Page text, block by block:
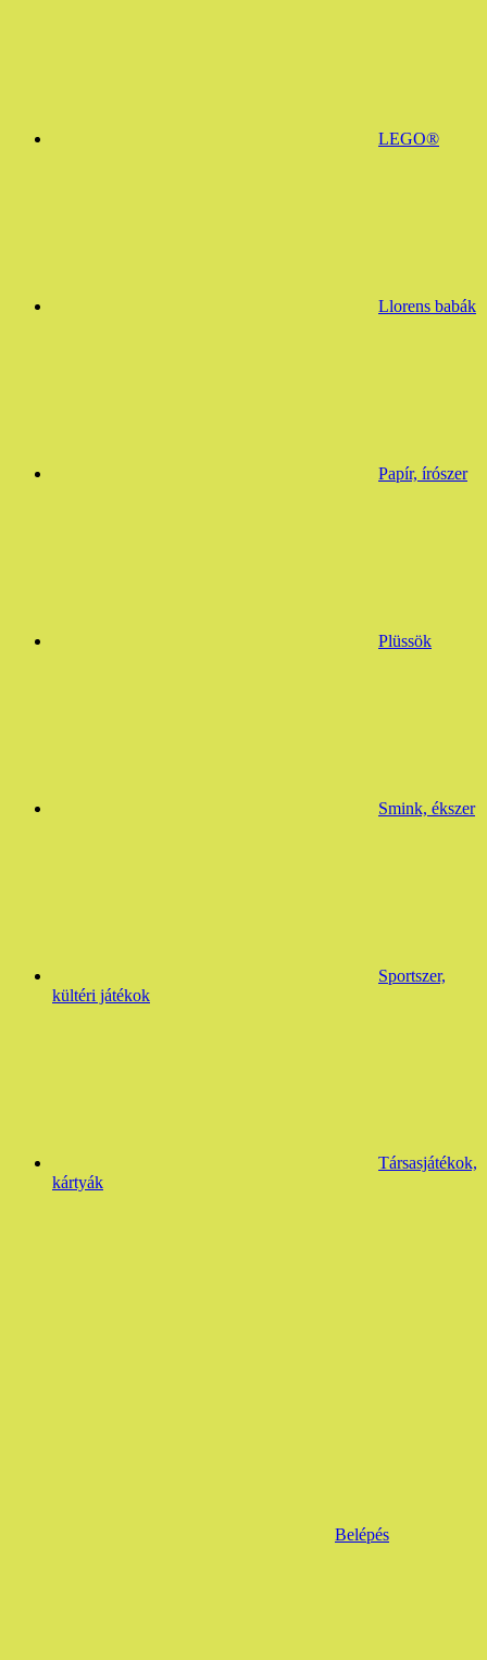
LEGO®
Llorens babák
Papír, írószer
Plüssök
Smink, ékszer
Sportszer,
kültéri játékok
Társasjátékok,
kártyák
Belépés